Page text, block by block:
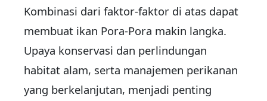
Kombinasi dari faktor-faktor di atas dapat
membuat ikan Pora-Pora makin langka.
Upaya konservasi dan perlindungan
habitat alam, serta manajemen perikanan
yang berkelanjutan, menjadi penting